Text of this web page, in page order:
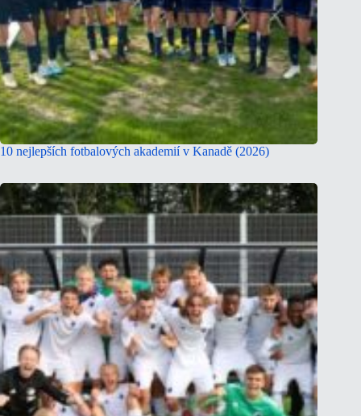
10 nejlepších fotbalových akademií v Kanadě (2026)